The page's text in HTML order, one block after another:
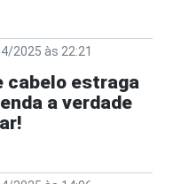
2025 às 22:21
cabelo estraga
a verdade